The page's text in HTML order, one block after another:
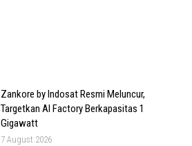
Zankore by Indosat Resmi Meluncur,
Targetkan AI Factory Berkapasitas 1
Gigawatt
7 August 2026